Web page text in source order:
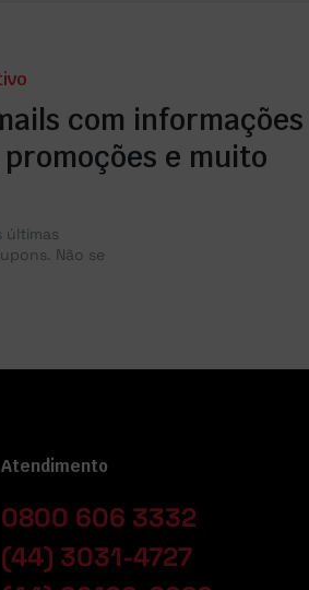
com informações
e muito
últimas
Não se
Atendimento
0800 606 3332
(44) 3031-4727